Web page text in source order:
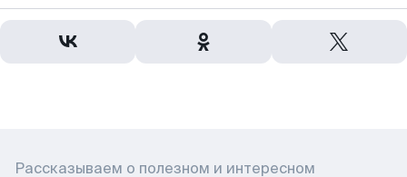
Рассказываем о полезном и интересном